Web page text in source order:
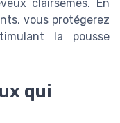
clairsemés. En
vous protégerez
la pousse
qui